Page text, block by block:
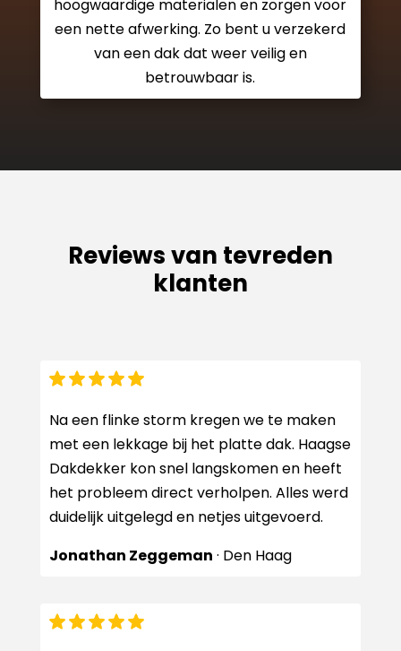
hoogwaardige materialen en zorgen voor
een nette afwerking. Zo bent u verzekerd
van een dak dat weer veilig en
betrouwbaar is.
Reviews van tevreden
klanten
Na een flinke storm kregen we te maken
met een lekkage bij het platte dak. Haagse
Dakdekker kon snel langskomen en heeft
het probleem direct verholpen. Alles werd
duidelijk uitgelegd en netjes uitgevoerd.
Jonathan Zeggeman · Den Haag